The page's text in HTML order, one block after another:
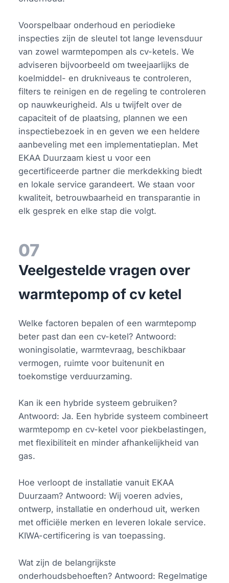
Voorspelbaar onderhoud en periodieke
inspecties zijn de sleutel tot lange levensduur
van zowel warmtepompen als cv-ketels. We
adviseren bijvoorbeeld om tweejaarlijks de
koelmiddel- en drukniveaus te controleren,
filters te reinigen en de regeling te controleren
op nauwkeurigheid. Als u twijfelt over de
capaciteit of de plaatsing, plannen we een
inspectiebezoek in en geven we een heldere
aanbeveling met een implementatieplan. Met
EKAA Duurzaam kiest u voor een
gecertificeerde partner die merkdekking biedt
en lokale service garandeert. We staan voor
kwaliteit, betrouwbaarheid en transparantie in
elk gesprek en elke stap die volgt.
07
Veelgestelde vragen over
warmtepomp of cv ketel
Welke factoren bepalen of een warmtepomp
beter past dan een cv-ketel? Antwoord:
woningisolatie, warmtevraag, beschikbaar
vermogen, ruimte voor buitenunit en
toekomstige verduurzaming.
Kan ik een hybride systeem gebruiken?
Antwoord: Ja. Een hybride systeem combineert
warmtepomp en cv-ketel voor piekbelastingen,
met flexibiliteit en minder afhankelijkheid van
gas.
Hoe verloopt de installatie vanuit EKAA
Duurzaam? Antwoord: Wij voeren advies,
ontwerp, installatie en onderhoud uit, werken
met officiële merken en leveren lokale service.
KIWA-certificering is van toepassing.
Wat zijn de belangrijkste
onderhoudsbehoeften? Antwoord: Regelmatige